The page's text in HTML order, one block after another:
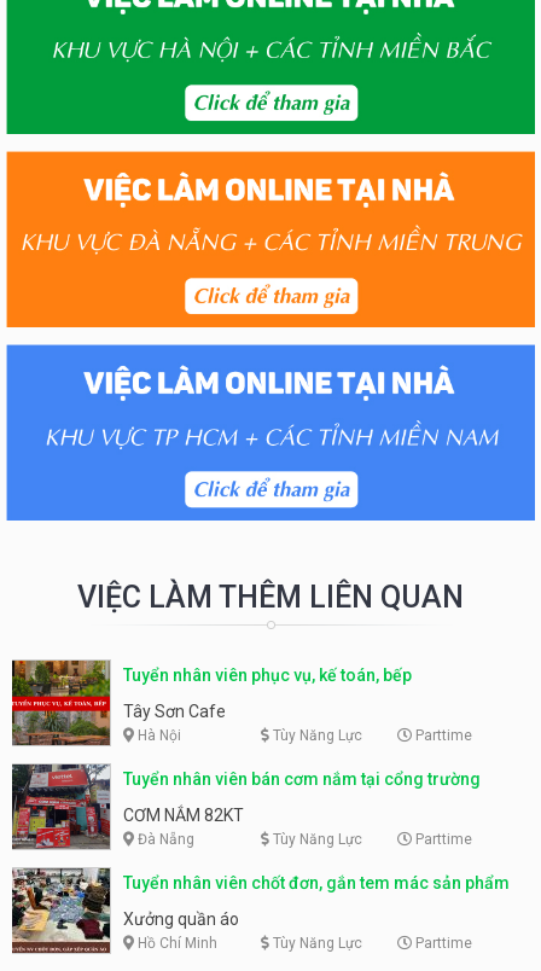
VIỆC LÀM THÊM LIÊN QUAN
Tuyển nhân viên phục vụ, kế toán, bếp
Tây Sơn Cafe
Hà Nội Tùy Năng Lực Parttime
Tuyển nhân viên bán cơm nắm tại cổng trường
CƠM NẮM 82KT
Đà Nẵng Tùy Năng Lực Parttime
Tuyển nhân viên chốt đơn, gắn tem mác sản phẩm
Xưởng quần áo
Hồ Chí Minh Tùy Năng Lực Parttime